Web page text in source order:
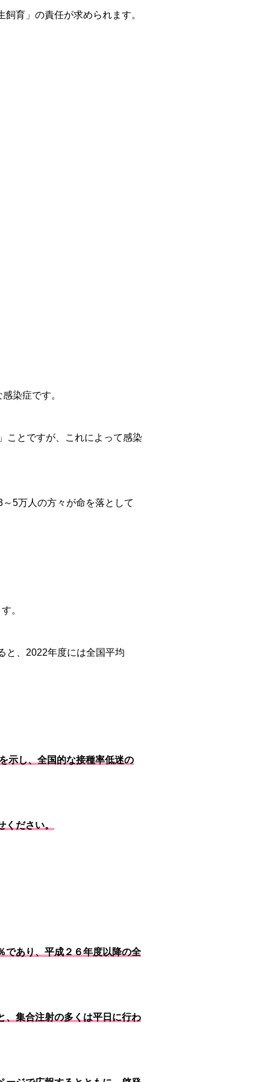
育」の責任が求められます。
染症です。
ことですが、これによって感染
5万人の方々が命を落として
。
と、2022年度には全国平均
示し、全国的な接種率低迷の
ださい。
であり、平成２６年度以降の全
、集合注射の多くは平日に行わ